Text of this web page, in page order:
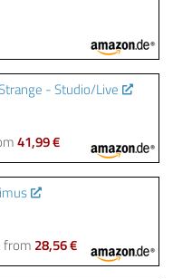
- Studio/Live
41,99 €
from 28,56 €